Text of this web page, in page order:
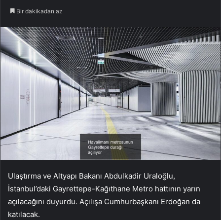
Bir dakikadan az
Ulaştırma ve Altyapı Bakanı Abdulkadir Uraloğlu,
İstanbul’daki Gayrettepe-Kağıthane Metro hattının yarın
açılacağını duyurdu. Açılışa Cumhurbaşkanı Erdoğan da
katılacak.